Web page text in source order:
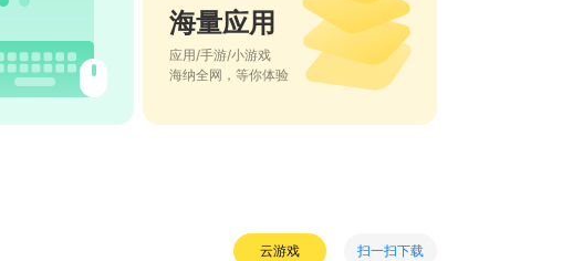
海量应用
应用/手游/小游戏
海纳全网，等你体验
云游戏 扫一扫下载